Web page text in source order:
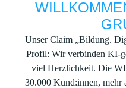
Video
Unser Claim „Bildung.
Profil: Wir verbinden KI-
viel Herzlichkeit. Die
30.000 Kund:innen, mehr